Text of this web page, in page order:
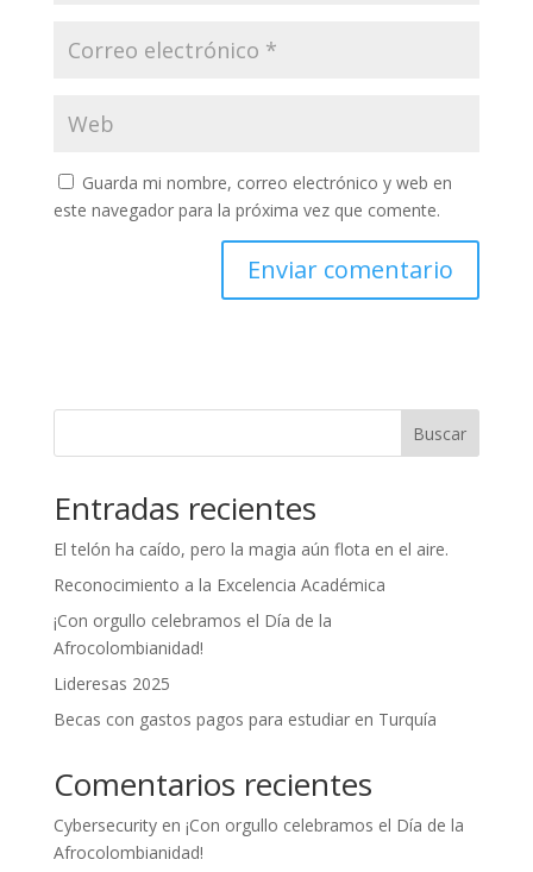
Guarda mi nombre, correo electrónico y web en
este navegador para la próxima vez que comente.
Buscar
Entradas recientes
El telón ha caído, pero la magia aún flota en el aire.
Reconocimiento a la Excelencia Académica
¡Con orgullo celebramos el Día de la
Afrocolombianidad!
Lideresas 2025
Becas con gastos pagos para estudiar en Turquía
Comentarios recientes
Cybersecurityen ¡Con orgullo celebramos el Día de la
Afrocolombianidad!